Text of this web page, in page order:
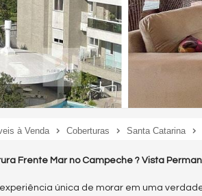
à Venda Coberturas Santa Catarina
Frente Mar no Campeche ? Vista
única de morar em uma